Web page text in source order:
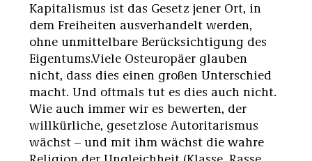
Kapitalismus ist das Gesetz jener Ort, in
dem Freiheiten ausverhandelt werden,
ohne unmittelbare Berücksichtigung des
Eigentums.Viele Osteuropäer glauben
nicht, dass dies einen großen Unterschied
macht. Und oftmals tut es dies auch nicht.
Wie auch immer wir es bewerten, der
willkürliche, gesetzlose Autoritarismus
wächst – und mit ihm wächst die wahre